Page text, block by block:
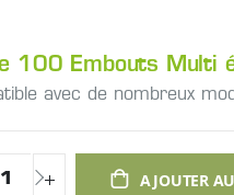
100 Embouts Multi
avec de nombreux
AJOUTER